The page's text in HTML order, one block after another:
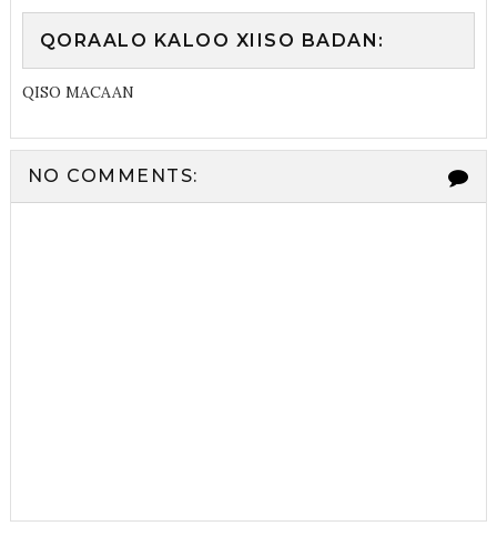
QORAALO KALOO XIISO BADAN:
QISO MACAAN
NO COMMENTS: